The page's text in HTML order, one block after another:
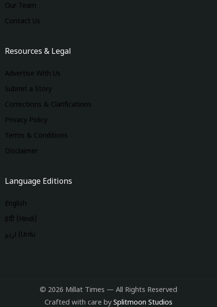
Our Team
Contact Us
Resources & Legal
Advertise With Us
Submit a Story
Corrections & Clarifications
Privacy Policy
Terms & Conditions
Disclaimer
Language Editions
English
हिंदी (Hindi)
اردو (Urdu
© 2026 Millat Times — All Rights Reserved
Crafted with care by Splitmoon Studios